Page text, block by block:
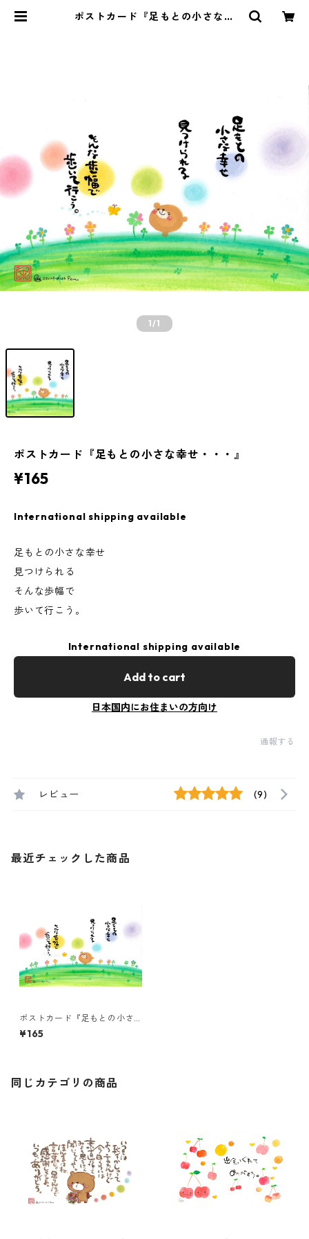
ポストカード『足もとの小さな幸
1/1
ポストカード『足もとの小さな幸せ・・・』
¥165
International shipping available
足もとの小さな幸せ
見つけられる
そんな歩幅で
歩いて行こう。
International shipping available
Add to cart
日本国内にお住まいの方向け
通報する
レビュー (9)
最近チェックした商品
ポストカード『足もとの小さ
な幸せ・・・』
¥165
同じカテゴリの商品